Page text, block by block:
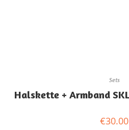
Sets
Halskette + Armband
€30.00